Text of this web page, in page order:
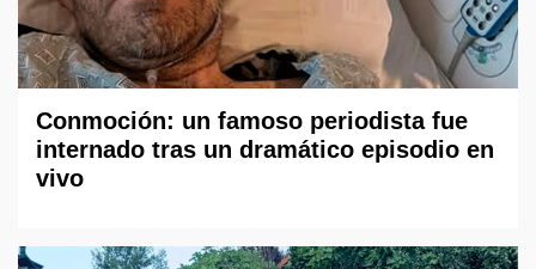
Conmoción: un famoso periodista fue
internado tras un dramático episodio en
vivo